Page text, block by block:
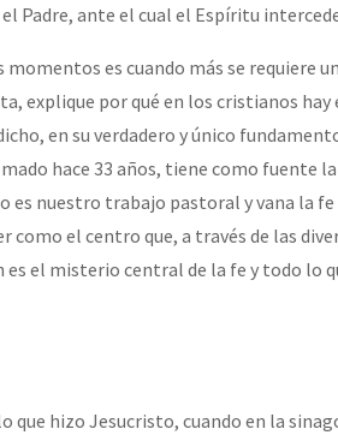
Padre, ante el cual el Espíritu
es cuando más se requiere
explique por qué en los cristianos
en su verdadero y único
hace 33 años, tiene como fuente
es nuestro trabajo pastoral y vana la fe
como el centro que, a través de las
es el misterio central de la fe y todo lo
que hizo Jesucristo, cuando en la